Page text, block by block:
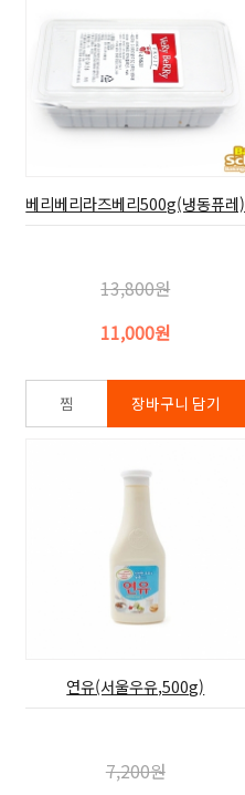
베리베리라즈베리500g(냉동퓨레)
13,800원
11,000원
연유(서울우유,500g)
7,200원